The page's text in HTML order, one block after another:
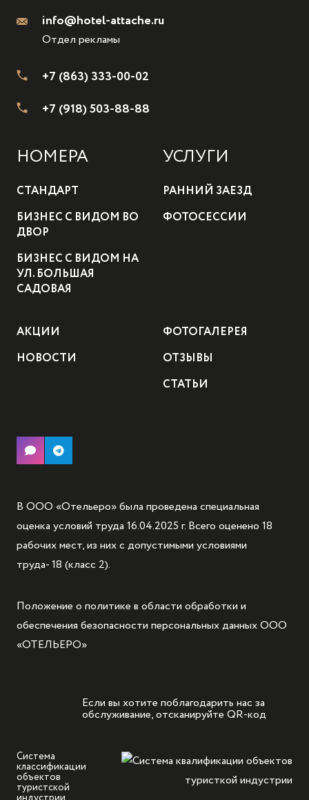
info@hotel-attache.ru
Отдел рекламы
+7 (863) 333-00-02
+7 (918) 503-88-88
НОМЕРА
СТАНДАРТ
БИЗНЕС С ВИДОМ ВО
ДВОР
БИЗНЕС С ВИДОМ НА
УЛ. БОЛЬШАЯ
САДОВАЯ
УСЛУГИ
РАННИЙ ЗАЕЗД
ФОТОСЕССИИ
АКЦИИ
НОВОСТИ
ФОТОГАЛЕРЕЯ
ОТЗЫВЫ
СТАТЬИ
В ООО «Отельеро» была проведена специальная
оценка условий труда 16.04.2025 г. Всего оценено 18
рабочих мест, из них с допустимыми условиями
труда- 18 (класс 2).
Положение о политике в области обработки и
обеспечения безопасности персональных данных ООО
«ОТЕЛЬЕРО»
Если вы хотите поблагодарить нас за
обслуживание, отсканируйте QR-код
Система
классификации
объектов
туристской